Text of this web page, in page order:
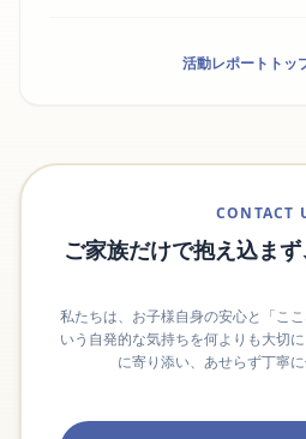
活動レポートトッ
CONTACT
ご家族だけで抱え込ま
私たちは、お子様自身の安心と「こ
いう自発的な気持ちを何よりも大切
に寄り添い、あせらず丁寧に